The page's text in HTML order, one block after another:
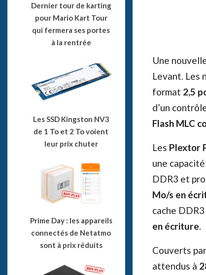
Une
Levant. Les
format 2,5
d’un
Flash MLC
Les Plextor
une
DDR3 et
Mo/s en
cache
en écriture.
Couverts
attendus à
Dernier tour de karting
pour Mario Kart Tour
qui fermera ses portes
à la rentrée
Les SSD Kingston NV3
de 1 To et 2 To voient
leur prix chuter
Prime Day : les appareils
connectés de Netatmo
sont à prix réduits